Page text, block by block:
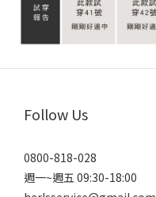
Follow Us
0800-818-028
週一~週五 09:30-18:00